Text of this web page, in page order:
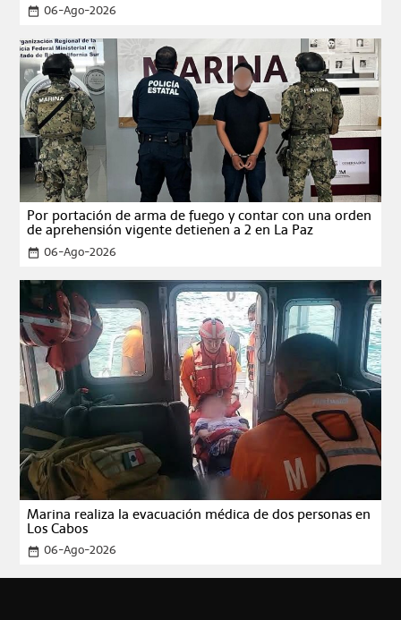
date_range 06-Ago-2026
Por portación de arma de fuego y contar con una orden
de aprehensión vigente detienen a 2 en La Paz
date_range 06-Ago-2026
Marina realiza la evacuación médica de dos personas en
Los Cabos
date_range 06-Ago-2026